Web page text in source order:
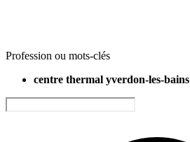
Profession ou mots-clés
centre thermal yverdon-les-bains